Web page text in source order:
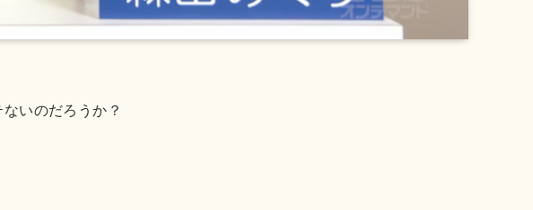
いのだろうか？